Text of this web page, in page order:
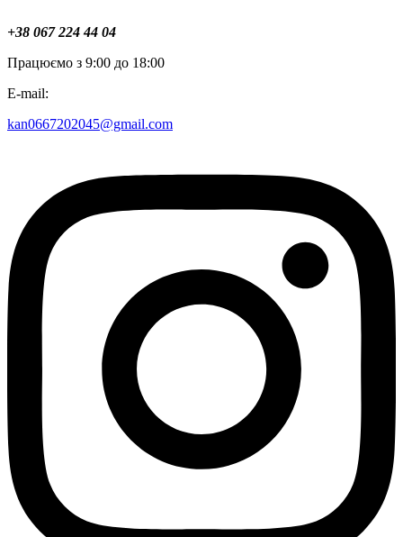
+38 067 224 44 04
Працюємо з 9:00 до 18:00
E-mail:
kan0667202045@gmail.com